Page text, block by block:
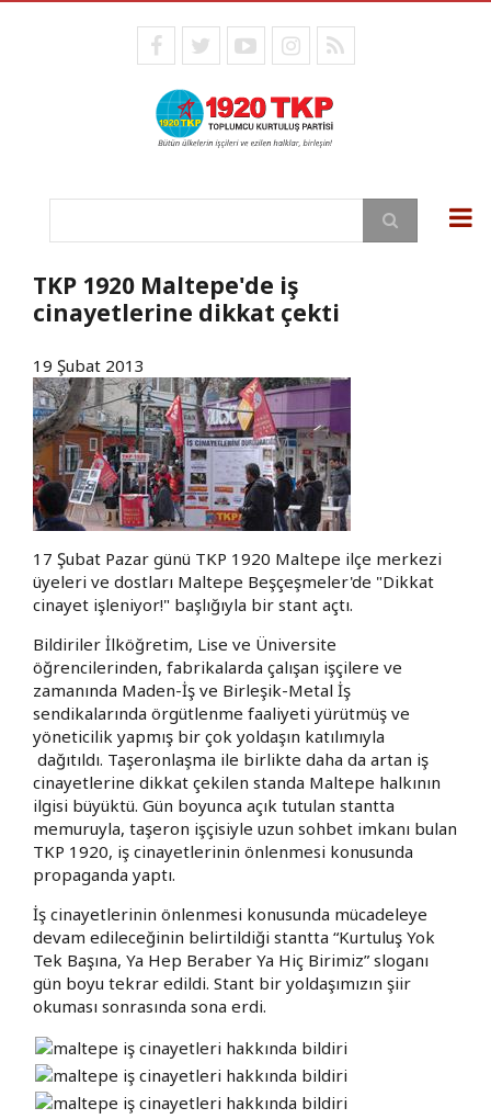
facebooktwitteryoutubeinstagram
RSS
Ara
TKP 1920 Maltepe'de iş
cinayetlerine dikkat çekti
19 Şubat 2013
17 Şubat Pazar günü TKP 1920 Maltepe ilçe merkezi
üyeleri ve dostları Maltepe Beşçeşmeler'de "Dikkat
cinayet işleniyor!" başlığıyla bir stant açtı.
Bildiriler İlköğretim, Lise ve Üniversite
öğrencilerinden, fabrikalarda çalışan işçilere ve
zamanında Maden-İş ve Birleşik-Metal İş
sendikalarında örgütlenme faaliyeti yürütmüş ve
yöneticilik yapmış bir çok yoldaşın katılımıyla
dağıtıldı. Taşeronlaşma ile birlikte daha da artan iş
cinayetlerine dikkat çekilen standa Maltepe halkının
ilgisi büyüktü. Gün boyunca açık tutulan stantta
memuruyla, taşeron işçisiyle uzun sohbet imkanı bulan
TKP 1920, iş cinayetlerinin önlenmesi konusunda
propaganda yaptı.
İş cinayetlerinin önlenmesi konusunda mücadeleye
devam edileceğinin belirtildiği stantta “Kurtuluş Yok
Tek Başına, Ya Hep Beraber Ya Hiç Birimiz” sloganı
gün boyu tekrar edildi. Stant bir yoldaşımızın şiir
okuması sonrasında sona erdi.